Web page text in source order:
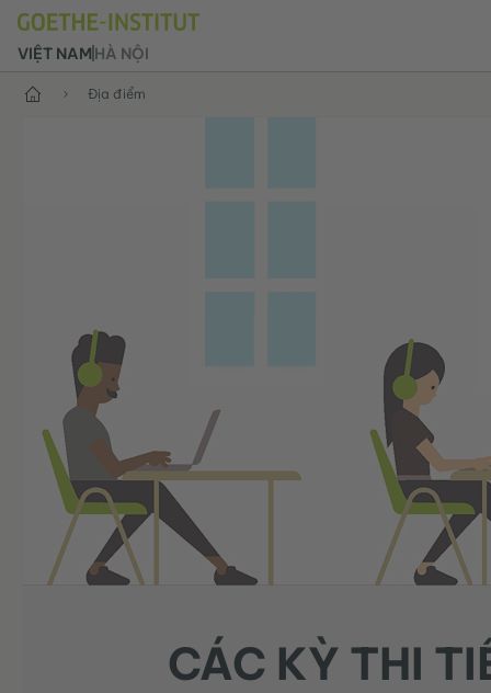
VIỆT NAM HÀ NỘI
Trang chủĐịa điểm
CÁC KỲ THI